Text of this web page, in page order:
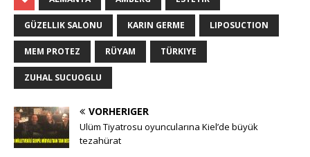
c
e
b
o
o
k
it
te
r
at
s
A
p
p
ss
a
g
p
y
Li
le
n
GÜZELLIK SALONU KARIN GERME LIPOSUCTION
MEM PROTEZ RÜYAM TÜRKIYE
ZUHAL SUCUOGLU
VORHERIGER
Ulüm Tiyatrosu oyuncularına Kiel’de büyük
tezahürat